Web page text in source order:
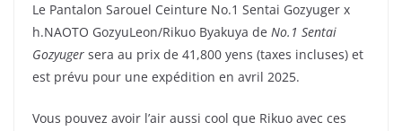
Le Pantalon Sarouel Ceinture No.1 Sentai Gozyuger x
h.NAOTO GozyuLeon/Rikuo Byakuya de No.1 Sentai
Gozyuger sera au prix de 41,800 yens (taxes incluses) et
est prévu pour une expédition en avril 2025.
Vous pouvez avoir l’air aussi cool que Rikuo avec ces